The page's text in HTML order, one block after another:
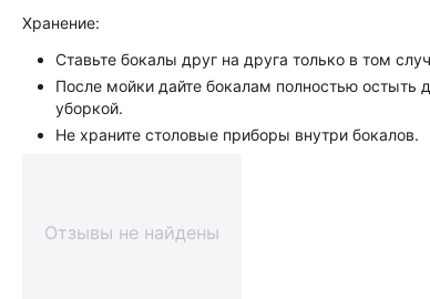
Хранение:
Ставьте бокалы друг на друга только в том
После мойки дайте бокалам полностью остыть
уборкой.
Не храните столовые приборы внутри бокалов.
Отзывы не найдены